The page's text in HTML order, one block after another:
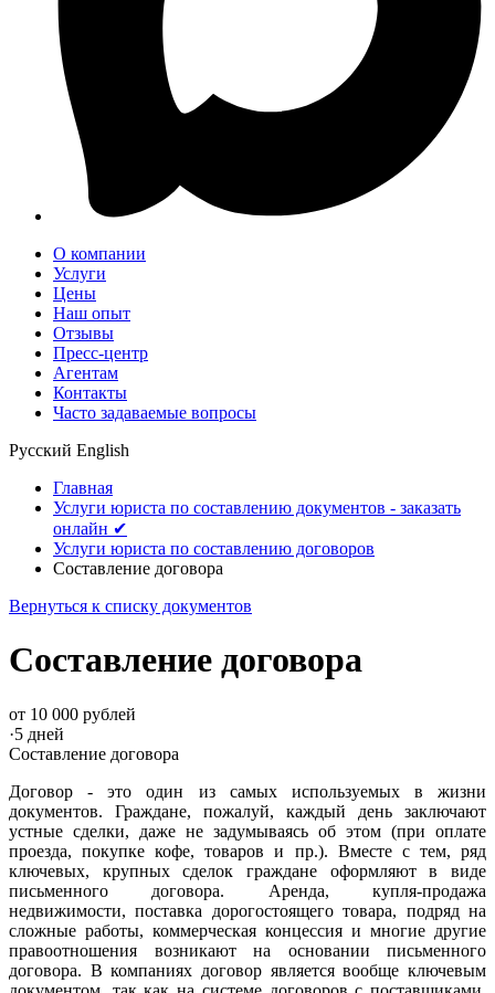
О компании
Услуги
Цены
Наш опыт
Отзывы
Пресс-центр
Агентам
Контакты
Часто задаваемые вопросы
Русский English
Главная
Услуги юриста по составлению документов - заказать
онлайн ✔
Услуги юриста по составлению договоров
Составление договора
Вернуться к списку документов
Составление договора
от 10 000 рублей
·5 дней
Составление договора
Договор - это один из самых используемых в жизни
документов. Граждане, пожалуй, каждый день заключают
устные сделки, даже не задумываясь об этом (при оплате
проезда, покупке кофе, товаров и пр.). Вместе с тем, ряд
ключевых, крупных сделок граждане оформляют в виде
письменного договора. Аренда, купля-продажа
недвижимости, поставка дорогостоящего товара, подряд на
сложные работы, коммерческая концессия и многие другие
правоотношения возникают на основании письменного
договора. В компаниях договор является вообще ключевым